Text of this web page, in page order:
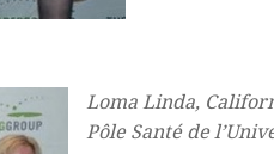
Loma Linda,
Pôle Santé de